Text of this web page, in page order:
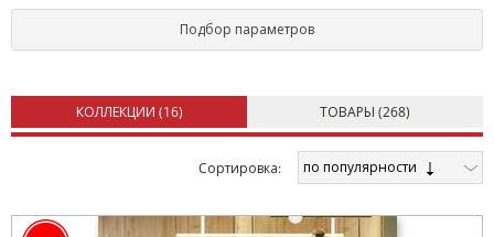
Подбор параметров
КОЛЛЕКЦИИ (16) ТОВАРЫ (268)
Cортировка: по популярности